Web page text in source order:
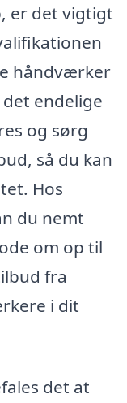
er det vigtigt
håndværker
endelige
og sørg
så du kan
Hos
du nemt
om op til
fra
i dit
det at